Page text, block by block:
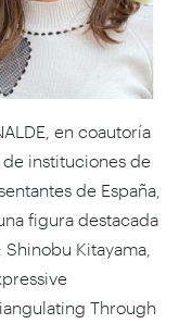
en coautoría
instituciones de
de España,
figura destacada
Kitayama,
Through